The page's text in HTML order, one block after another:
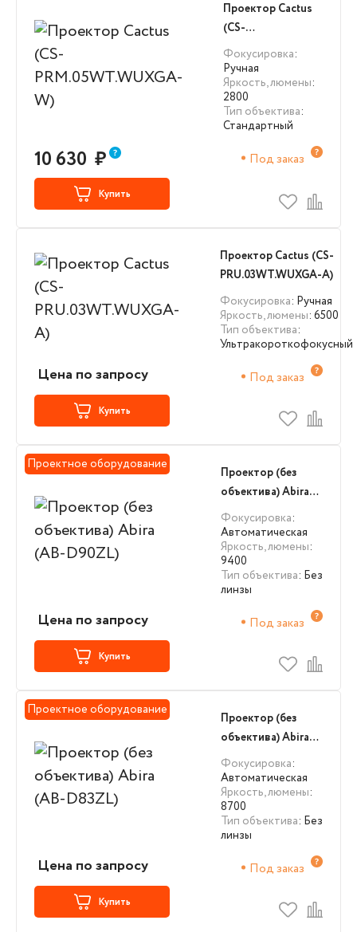
Проектор Cactus
(CS-
PRM.05WT.WUXGA-
W)
Фокусировка:
Ручная
Яркость, люмены:
2800
Тип объектива:
Стандартный
10 630 ₽ Под заказ
Купить
Проектор Cactus (CS-
PRU.03WT.WUXGA-A)
Фокусировка: Ручная
Яркость, люмены: 6500
Тип объектива:
Ультракороткофокусный
Цена по запросу Под заказ
Купить
Проектное оборудование
Проектор (без
объектива) Abira
(AB-D90ZL)
Фокусировка:
Автоматическая
Яркость, люмены:
9400
Тип объектива: Без
линзы
Цена по запросу Под заказ
Купить
Проектное оборудование
Проектор (без
объектива) Abira
(AB-D83ZL)
Фокусировка:
Автоматическая
Яркость, люмены:
8700
Тип объектива: Без
линзы
Цена по запросу Под заказ
Купить